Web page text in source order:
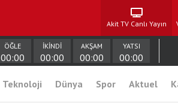
Akit TV Canlı Yayın
ÖĞLE
00:00
İKİNDİ
00:00
AKŞAM
00:00
YATSI
00:00
Teknoloji Dünya Spor Aktuel